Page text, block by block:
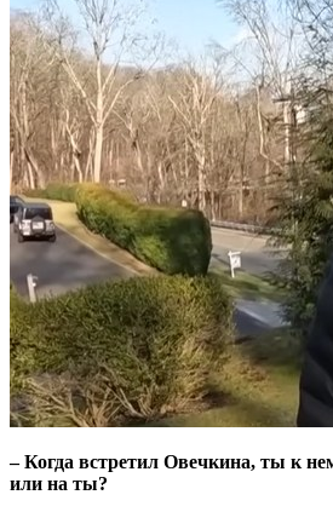
– Когда встретил Овечкина, ты к
или на ты?